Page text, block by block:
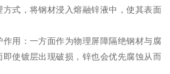
式，将钢材浸入熔融锌液中，使其表面
用：一方面作为物理屏障隔绝钢材与腐
使镀层出现破损，锌也会优先腐蚀从而